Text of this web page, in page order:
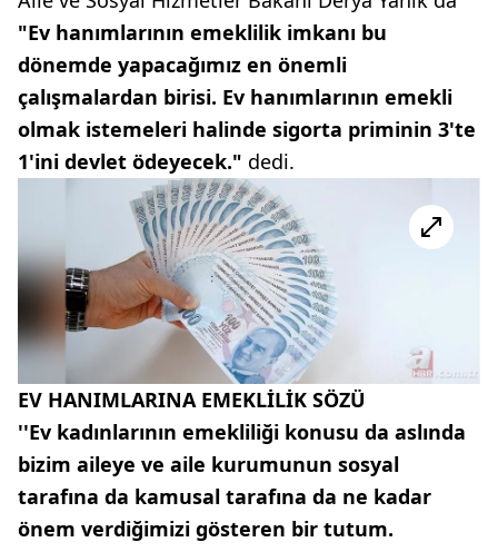
"Ev hanımlarının emeklilik imkanı bu
dönemde yapacağımız en önemli
çalışmalardan birisi. Ev hanımlarının emekli
olmak istemeleri halinde sigorta priminin 3'te
1'ini devlet ödeyecek." dedi.
EV HANIMLARINA EMEKLİLİK SÖZÜ
''Ev kadınlarının emekliliği konusu da aslında
bizim aileye ve aile kurumunun sosyal
tarafına da kamusal tarafına da ne kadar
önem verdiğimizi gösteren bir tutum.